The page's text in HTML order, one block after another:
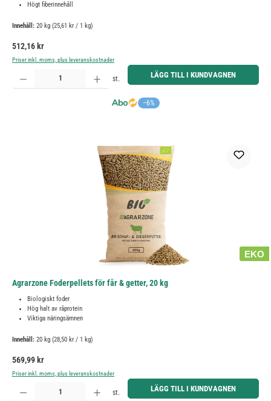
Högt fiberinnehåll
Innehåll: 20 kg (25,61 kr / 1 kg)
Ordinarie pris:
512,16 kr
Priser inkl. moms, plus leveranskostnader
−6%
Produktkvantitet: Ange önskat belopp eller använd knapparna för att öka eller minska kvantiteten.
st. LÄGG TILL I KUNDVAGNEN
EKO
Agrarzone Foderpellets för får & getter, 20 kg
Biologiskt foder
Hög halt av råprotein
Viktiga näringsämnen
Innehåll: 20 kg (28,50 kr / 1 kg)
Ordinarie pris:
569,99 kr
Priser inkl. moms, plus leveranskostnader
Produktkvantitet: Ange önskat belopp eller använd knapparna för att öka eller minska kvantiteten.
st. LÄGG TILL I KUNDVAGNEN